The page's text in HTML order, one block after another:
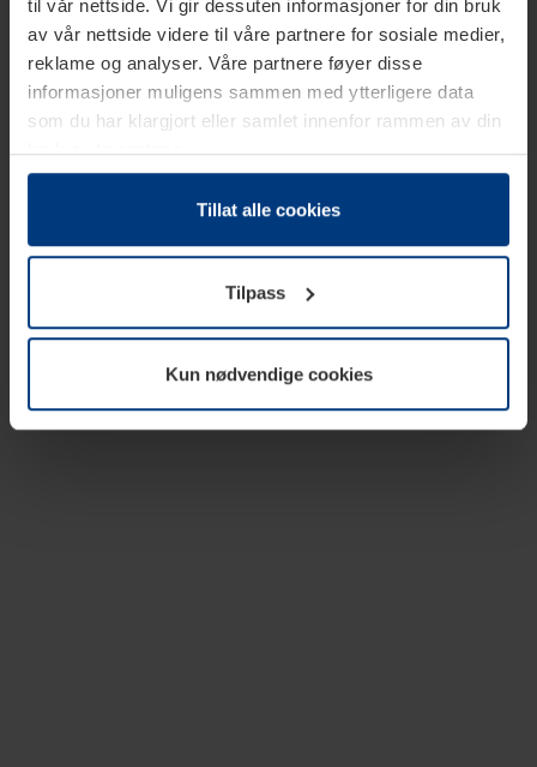
til vår nettside. Vi gir dessuten informasjoner for din bruk
av vår nettside videre til våre partnere for sosiale medier,
reklame og analyser. Våre partnere føyer disse
informasjoner muligens sammen med ytterligere data
som du har klargjort eller samlet innenfor rammen av din
bruk av tjenestene.
Etter loven kan vi lagre informasjonskapsler på din
datamaskin, hvis disse er absolutt nødvendig for drift av
trenger vi din tillatelse. Du kan når som helst endre eller
tilbakekalle ditt samtykke i forklaringen av
informasjonskapselen på sidenPersonvernerklæringpå
Tillat alle cookies
Tilpass
Kun nødvendige cookies